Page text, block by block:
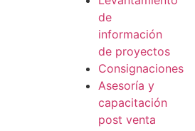
de
información
de proyectos
Consignaciones
Asesoría y
capacitación
post venta